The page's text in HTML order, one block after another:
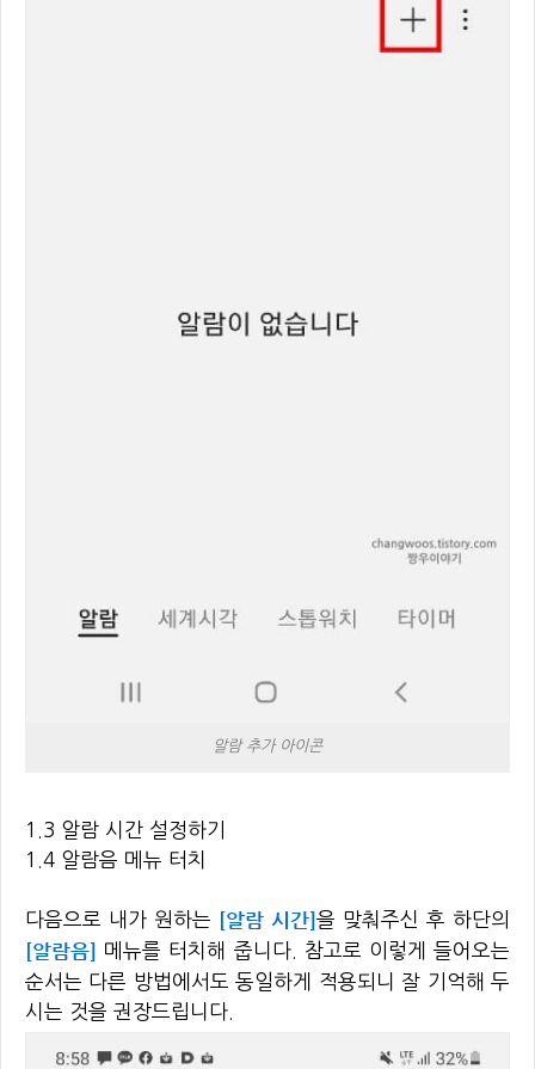
알람 추가 아이콘
1.3 알람 시간 설정하기
1.4 알람음 메뉴 터치
다음으로 내가 원하는 [알람 시간]을 맞춰주신 후 하단의
[알람음] 메뉴를 터치해 줍니다. 참고로 이렇게 들어오는
순서는 다른 방법에서도 동일하게 적용되니 잘 기억해 두
시는 것을 권장드립니다.